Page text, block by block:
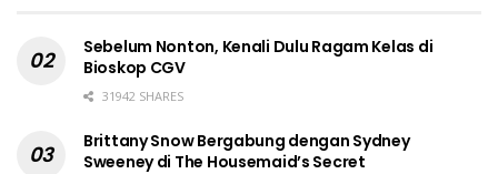
Sebelum Nonton, Kenali Dulu Ragam Kelas di
Bioskop CGV
31942 SHARES
Brittany Snow Bergabung dengan Sydney
Sweeney di The Housemaid’s Secret